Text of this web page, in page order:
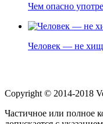
Чем опасно
Человек — не
Copyright © 2014-2018
Частичное или полное